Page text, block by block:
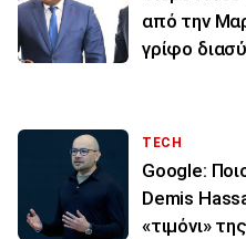
από την
γρίφο
TECH
Google:
Demis
«τιμόνι»